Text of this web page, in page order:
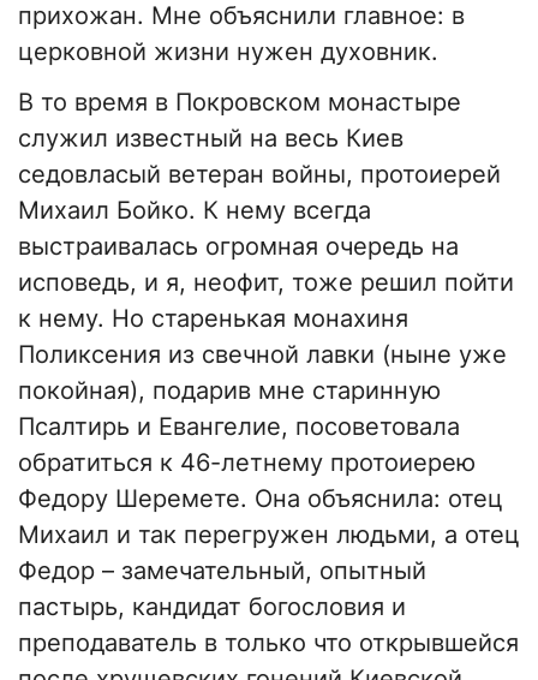
прихожан. Мне объяснили главное: в
церковной жизни нужен духовник.
В то время в Покровском монастыре
служил известный на весь Киев
седовласый ветеран войны, протоиерей
Михаил Бойко. К нему всегда
выстраивалась огромная очередь на
исповедь, и я, неофит, тоже решил пойти
к нему. Но старенькая монахиня
Поликсения из свечной лавки (ныне уже
покойная), подарив мне старинную
Псалтирь и Евангелие, посоветовала
обратиться к 46-летнему протоиерею
Федору Шеремете. Она объяснила: отец
Михаил и так перегружен людьми, а отец
Федор – замечательный, опытный
пастырь, кандидат богословия и
преподаватель в только что открывшейся